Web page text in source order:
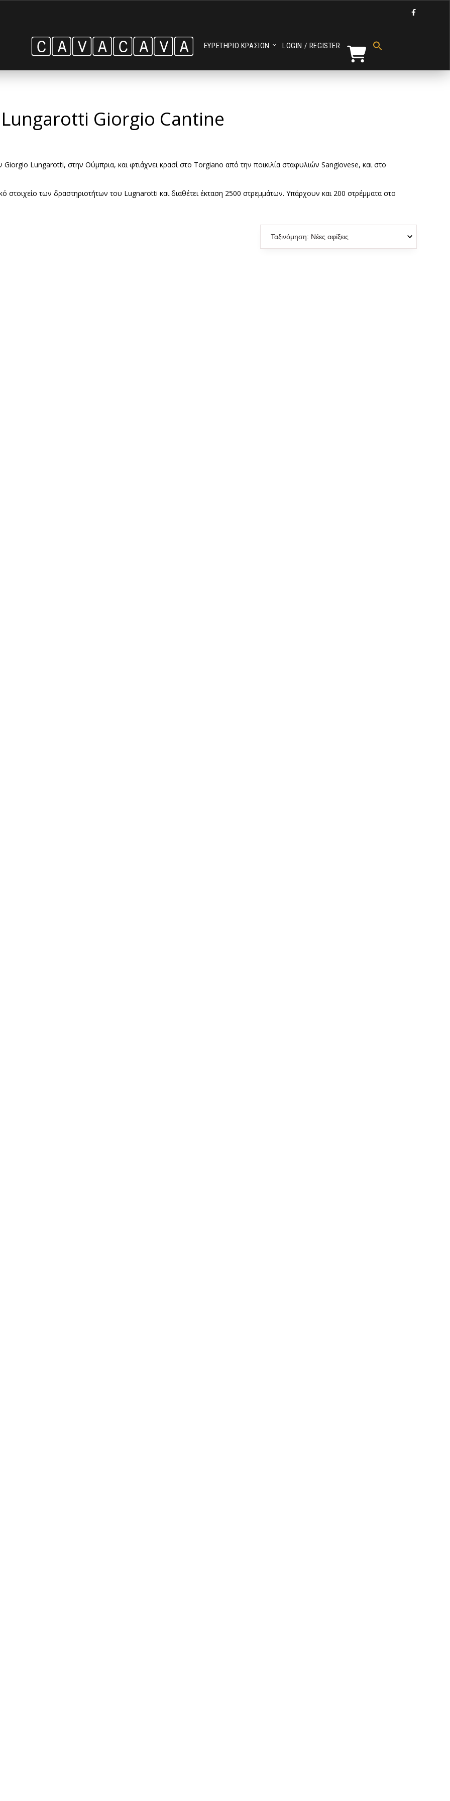

ΕΥΡΕΤΗΡΙΟ ΚΡΑΣΙΩΝ LOGIN / REGISTER
Lungarotti Giorgio Cantine
Lungarotti, στην Ούμπρια, και φτιάχνει κρασί στο Torgiano από την ποικιλία σταφυλιών Sangiovese, και στο
στοιχείο των δραστηριοτήτων του Lugnarotti και διαθέτει έκταση 2500 στρεμμάτων. Υπάρχουν και 200 στρέμματα στο